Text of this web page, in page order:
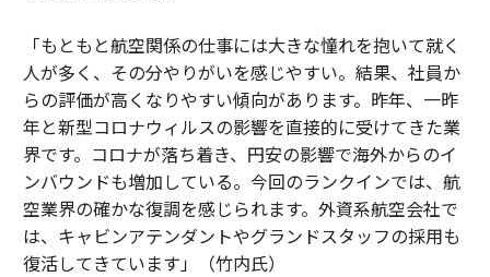
「もともと航空関係の仕事には大きな憧れを抱いて就く
人が多く、その分やりがいを感じやすい。結果、社員か
らの評価が高くなりやすい傾向があります。昨年、一昨
年と新型コロナウィルスの影響を直接的に受けてきた業
界です。コロナが落ち着き、円安の影響で海外からのイ
ンバウンドも増加している。今回のランクインでは、航
空業界の確かな復調を感じられます。外資系航空会社で
は、キャビンアテンダントやグランドスタッフの採用も
復活してきています」（竹内氏）